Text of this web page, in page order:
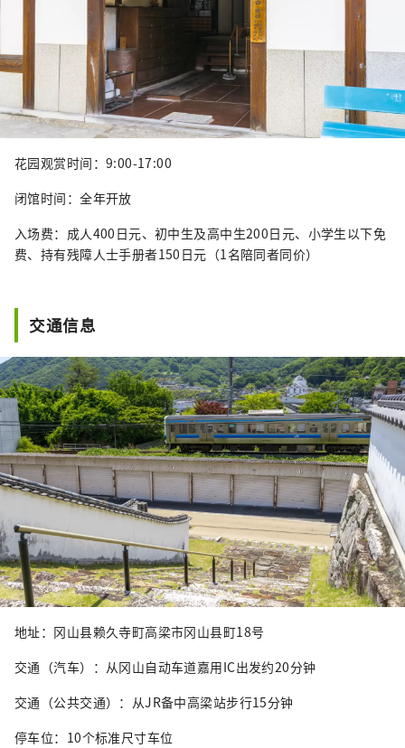
花园观赏时间：9:00-17:00
闭馆时间：全年开放
入场费：成人400日元、初中生及高中生200日元、小学生以下免
费、持有残障人士手册者150日元（1名陪同者同价）
交通信息
地址：冈山县赖久寺町高梁市冈山县町18号
交通（汽车）：从冈山自动车道嘉用IC出发约20分钟
交通（公共交通）：从JR备中高梁站步行15分钟
停车位：10个标准尺寸车位